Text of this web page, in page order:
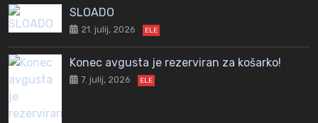
SLOADO
21. julij, 2026 ELE
Konec avgusta je rezerviran za košarko!
7. julij, 2026 ELE